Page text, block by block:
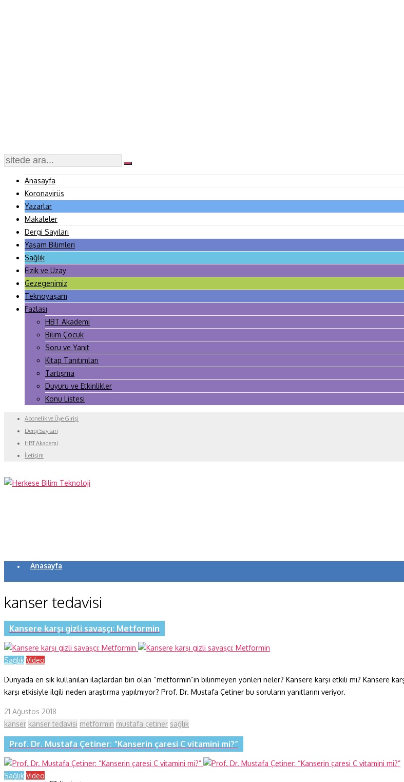
Anasayfa
Koronavirüs
Yazarlar
Makaleler
Dergi Sayıları
Yaşam Bilimleri
Sağlık
Fizik ve Uzay
Gezegenimiz
Teknoyaşam
Fazlası
HBT Akademi
Bilim Çocuk
Soru ve Yanıt
Kitap Tanıtımları
Tartışma
Duyuru ve Etkinlikler
Konu Listesi
Abonelik ve Üye Girişi
Dergi Sayıları
HBT Akademi
İletişim
Anasayfa
Yazarlar
Makaleler
Dergi Sayıları
Sağlık
Fizik ve Uzay
Gezegenimiz
Teknoyaşam
Fazlası
kanser tedavisi
Kansere karşı gizli savaşçı: Metformin
Sağlık Video
Dünyada en sık kullanılan ilaçlardan biri olan “metformin”in bilinmeyen yönleri neler? Kansere karşı etkili mi? Kansere
karşı etkisiyle ilgili neden araştırma yapılmıyor? Prof. Dr. Mustafa Çetiner bu soruların yanıtlarını veriyor.
21 Ağustos 2018
kanser kanser tedavisi metformin mustafa çetiner sağlık
Prof. Dr. Mustafa Çetiner: “Kanserin çaresi C vitamini mi?”
Sağlık Video